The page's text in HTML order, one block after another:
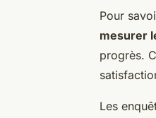
Pour
mesurer
progrès.
Les